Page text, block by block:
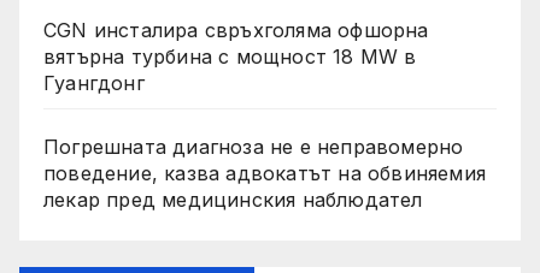
CGN инсталира свръхголяма офшорна
вятърна турбина с мощност 18 MW в
Гуангдонг
Погрешната диагноза не е неправомерно
поведение, казва адвокатът на обвиняемия
лекар пред медицинския наблюдател